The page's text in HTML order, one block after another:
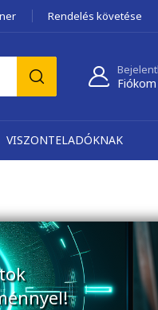
Rendelés követése
Fiókom
VISZONTELADÓKNAK